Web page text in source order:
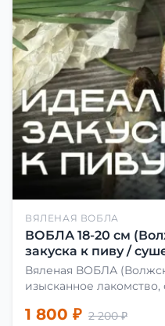
ВЯЛЕНАЯ ВОБЛА
ВОБЛА 18-20 см
закуска к пиву /
Вяленая ВОБЛА
изысканное
сделать вяленую
1 800 ₽ 2 200 ₽